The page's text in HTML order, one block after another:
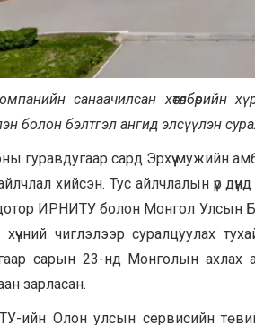
санаачилсан
болон бэлтгэл ангид элсүүлэн
гуравдугаар сард Эрхүү мужийн
хийсэн. Тус айлчлалын үр
ИРНИТУ болон Монгол Улсын
чиглэлээр суралцуулах
сарын 23-нд Монголын ахлах
зарласан.
ийн Олон улсын сервисийн